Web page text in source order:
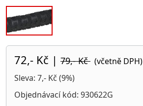
72,- Kč | 79,- Kč (včetně DPH)
Sleva: 7,- Kč (9%)
Objednávací kód: 930622G